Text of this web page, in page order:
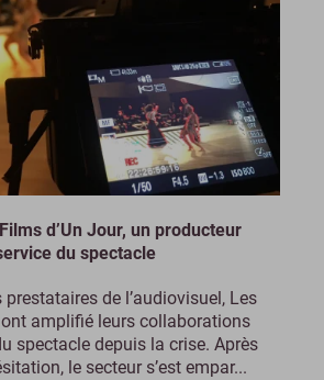
d’Un Jour, un producteur
du spectacle
prestataires de l’audiovisuel, Les
ont amplifié leurs collaborations
spectacle depuis la crise. Après
le secteur s’est empar...